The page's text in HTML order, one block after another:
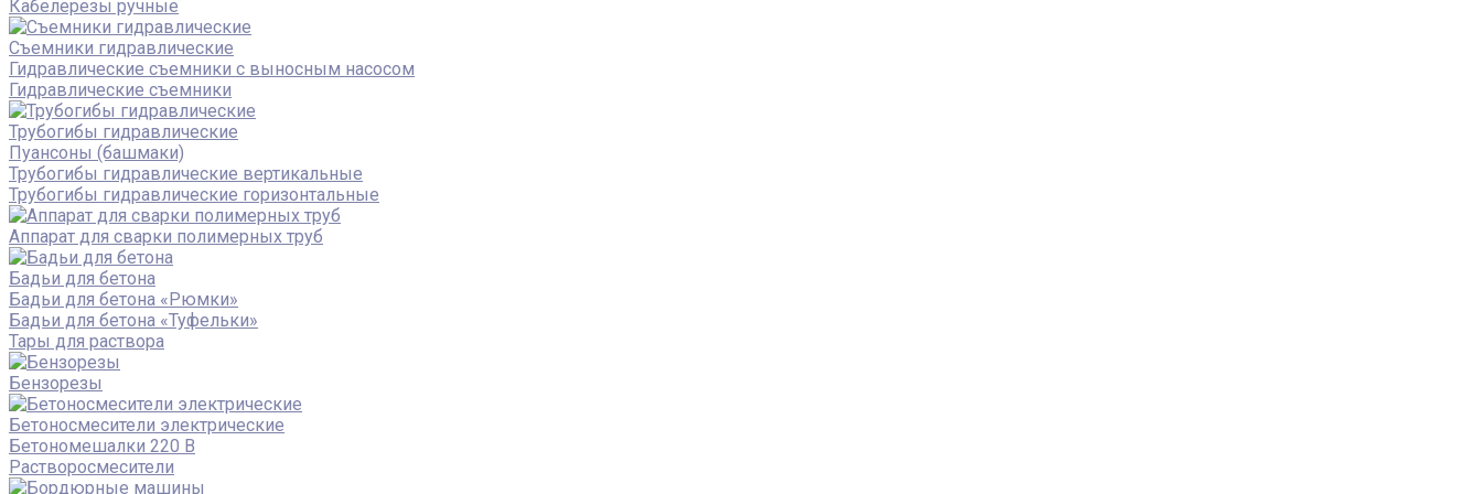
Кабелерезы ручные
Съемники гидравлические
Гидравлические cъемники с выносным насосом
Гидравлические съемники
Трубогибы гидравлические
Пуансоны (башмаки)
Трубогибы гидравлические вертикальные
Трубогибы гидравлические горизонтальные
Аппарат для сварки полимерных труб
Бадьи для бетона
Бадьи для бетона «Рюмки»
Бадьи для бетона «Туфельки»
Тары для раствора
Бензорезы
Бетоносмесители электрические
Бетономешалки 220 В
Растворосмесители